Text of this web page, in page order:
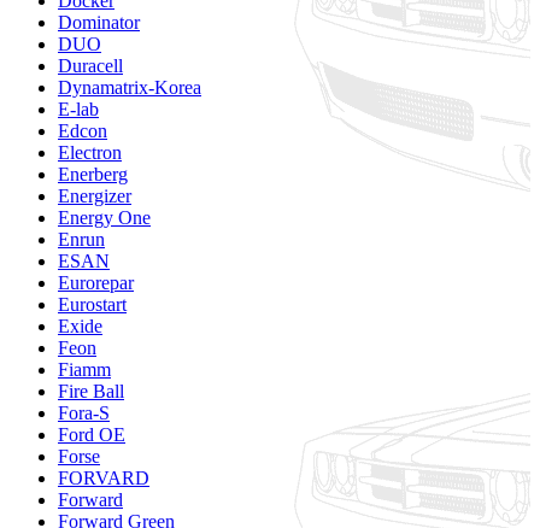
Dominator
DUO
Duracell
Dynamatrix-Korea
E-lab
Edcon
Electron
Enerberg
Energizer
Energy One
Enrun
ESAN
Eurorepar
Eurostart
Exide
Feon
Fiamm
Fire Ball
Fora-S
Ford OE
Forse
FORVARD
Forward
Forward Green